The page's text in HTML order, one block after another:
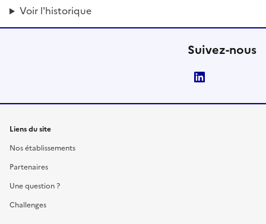
Voir l'historique
Suivez-nous
Liens du site
Nos établissements
Partenaires
Une question ?
Challenges